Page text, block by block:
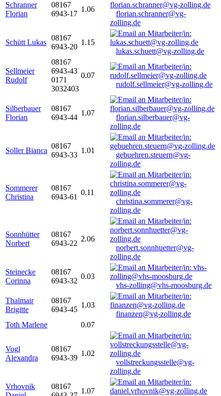
Schranner
Florian
08167
6943-17
1.06
florian.schranner@vg-
zolling.de
Schütt Lukas
08167
6943-20
1.15
lukas.schuett@vg-zolling.de
Sellmeier
Rudolf
08167
6943-43
0171
3032403
0.07
rudolf.sellmeier@vg-zolling.de
Silberbauer
Florian
08167
6943-44
1.07
florian.silberbauer@vg-
zolling.de
Soller Bianca
08167
6943-33
1.01
gebuehren.steuern@vg-
zolling.de
Sommerer
Christina
08167
6943-61
0.11
christina.sommerer@vg-
zolling.de
Sonnhütter
Norbert
08167
6943-22
2.06
norbert.sonnhuetter@vg-
zolling.de
Steinecke
Corinna
08167
6943-32
0.03
vhs-zolling@vhs-moosburg.de
Thalmair
Brigitte
08167
6943-45
1.03
finanzen@vg-zolling.de
Toth Marlene
0.07
Vogl
Alexandra
08167
6943-39
1.02
vollstreckungsstelle@vg-
zolling.de
Vrhovnik
08167
1.07